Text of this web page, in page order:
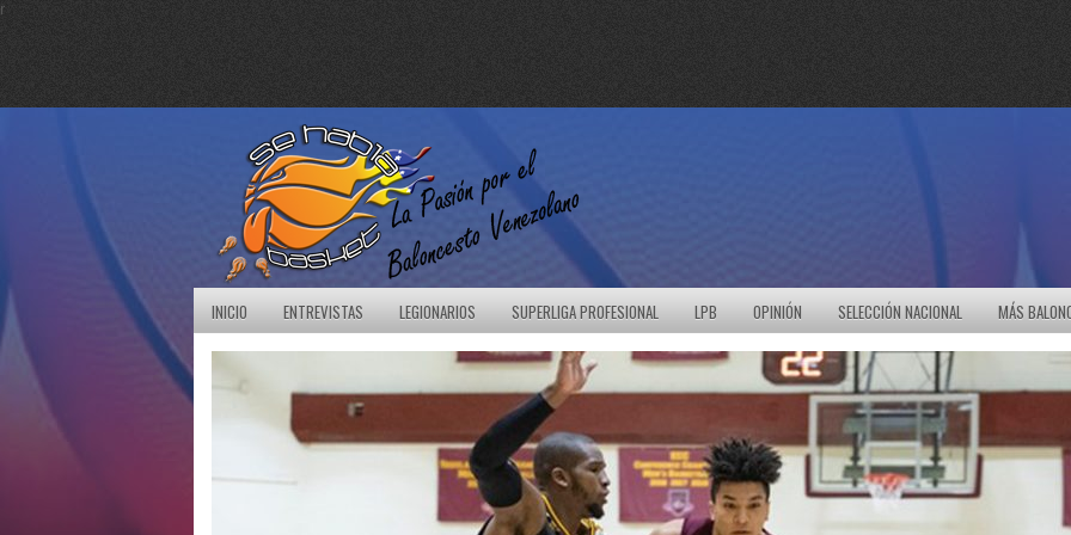
r
INICIO ENTREVISTAS LEGIONARIOS SUPERLIGA PROFESIONAL LPB OPINIÓN SELECCIÓN NACIONAL MÁS